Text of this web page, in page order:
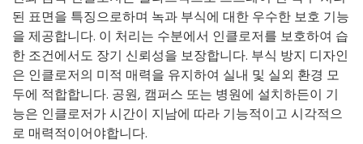
된 표면을 특징으로하며 녹과 부식에 대한 우수한 보호 기능
을 제공합니다. 이 처리는 수분에서 인클로저를 보호하여 습
한 조건에서도 장기 신뢰성을 보장합니다. 부식 방지 디자인
은 인클로저의 미적 매력을 유지하여 실내 및 실외 환경 모
두에 적합합니다. 공원, 캠퍼스 또는 병원에 설치하든이 기
능은 인클로저가 시간이 지남에 따라 기능적이고 시각적으
로 매력적이어야합니다.